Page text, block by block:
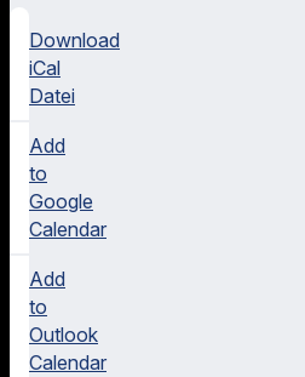
Download
iCal
Datei
Add
to
Google
Calendar
Add
to
Outlook
Calendar